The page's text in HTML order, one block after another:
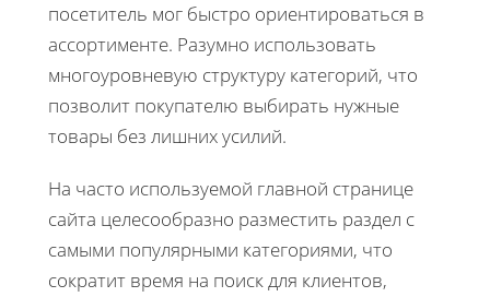
посетитель мог быстро ориентироваться в
ассортименте. Разумно использовать
многоуровневую структуру категорий, что
позволит покупателю выбирать нужные
товары без лишних усилий.
На часто используемой главной странице
сайта целесообразно разместить раздел с
самыми популярными категориями, что
сократит время на поиск для клиентов,